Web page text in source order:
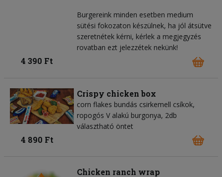
Burgereink minden esetben medium
sütési fokozaton készülnek, ha jól átsütve
szeretnétek kérni, kérlek a megjegyzés
rovatban ezt jelezzétek nekünk!
4 390 Ft
Crispy chicken box
corn flakes bundás csirkemell csíkok,
ropogós V alakú burgonya, 2db
választható öntet
4 890 Ft
Chicken ranch wrap